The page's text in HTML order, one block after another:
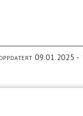
09.01.2025 -